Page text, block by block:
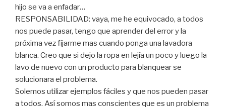
hijo se va a enfadar…
RESPONSABILIDAD: vaya, me he equivocado, a todos
nos puede pasar, tengo que aprender del error y la
próxima vez fijarme mas cuando ponga una lavadora
blanca. Creo que si dejo la ropa en lejía un poco y luego la
lavo de nuevo con un producto para blanquear se
solucionara el problema.
Solemos utilizar ejemplos fáciles y que nos pueden pasar
a todos. Así somos mas conscientes que es un problema